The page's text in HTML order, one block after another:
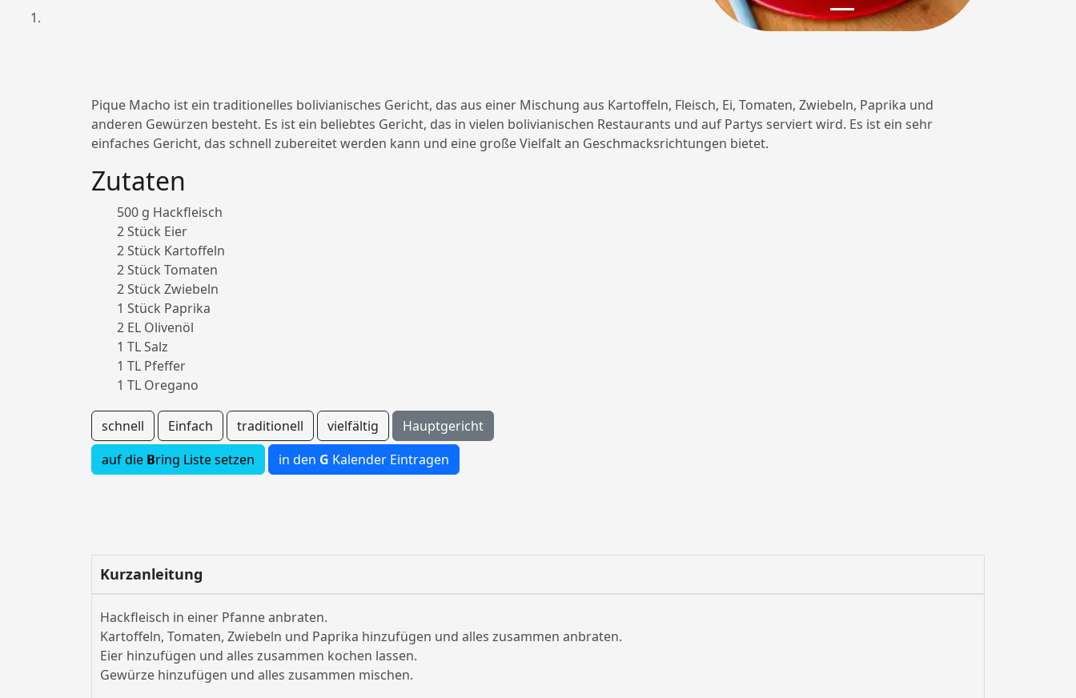
Pique Macho ist ein traditionelles bolivianisches Gericht, das aus einer Mischung aus Kartoffeln, Fleisch, Ei, Tomaten, Zwiebeln, Paprika und
anderen Gewürzen besteht. Es ist ein beliebtes Gericht, das in vielen bolivianischen Restaurants und auf Partys serviert wird. Es ist ein sehr
einfaches Gericht, das schnell zubereitet werden kann und eine große Vielfalt an Geschmacksrichtungen bietet.
Zutaten
500 g Hackfleisch
2 Stück Eier
2 Stück Kartoffeln
2 Stück Tomaten
2 Stück Zwiebeln
1 Stück Paprika
2 EL Olivenöl
1 TL Salz
1 TL Pfeffer
1 TL Oregano
schnell Einfach traditionell vielfältig
Hauptgericht
auf die Bring Liste setzen in den G Kalender Eintragen
Kurzanleitung
Hackfleisch in einer Pfanne anbraten.
Kartoffeln, Tomaten, Zwiebeln und Paprika hinzufügen und alles zusammen anbraten.
Eier hinzufügen und alles zusammen kochen lassen.
Gewürze hinzufügen und alles zusammen mischen.